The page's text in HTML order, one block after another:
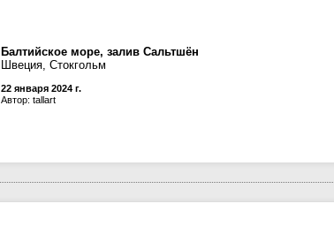
Балтийское море, залив Сальтшён
Швеция, Стокгольм
22 января 2024 г.
Автор: tallart